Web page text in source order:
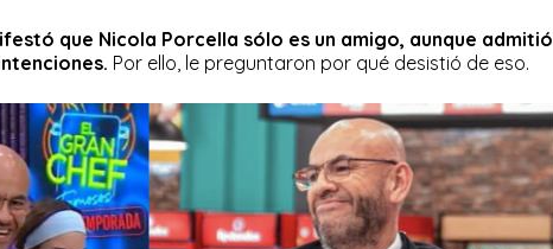
que Nicola Porcella sólo es un amigo, aunque admitió
Por ello, le preguntaron por qué desistió de eso.